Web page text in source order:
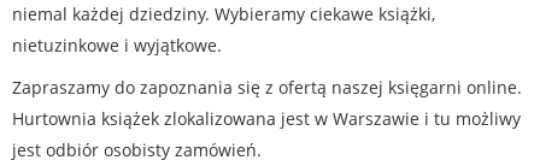
niemal każdej dziedziny. Wybieramy ciekawe książki,
nietuzinkowe i wyjątkowe.
Zapraszamy do zapoznania się z ofertą naszej księgarni online.
Hurtownia książek zlokalizowana jest w Warszawie i tu możliwy
jest odbiór osobisty zamówień.